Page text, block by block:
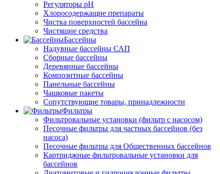
Регуляторы pH
Хлоросодержащие препараты
Чистка поверхностей бассейна
Чистящие средства
Бассейны
Надувные бассейны САП
Сборные бассейны
Деревянные бассейны
Композитные бассейны
Панельные бассейны
Чашковые пакеты
Сопутствующие товары, принадлежности
Фильтры
Фильтровальные установки (фильтр с насосом)
Песочные фильтры для частных бассейнов (без
насоса)
Песочные фильтры для Общественных бассейнов
Картриджные фильтровальные установки для
бассейнов